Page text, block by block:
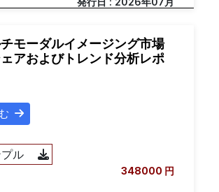
モーダルイメージング市場
アおよびトレンド分析レポ
プル
348000 円